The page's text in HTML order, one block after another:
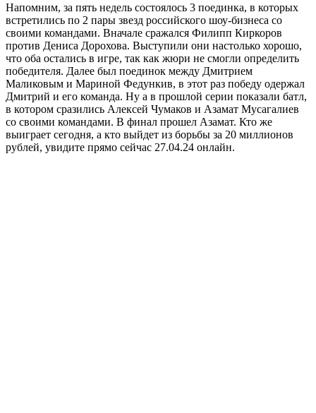
Напомним, за пять недель состоялось 3 поединка, в которых
встретились по 2 пары звезд российского шоу-бизнеса со
своими командами. Вначале сражался Филипп Киркоров
против Дениса Дорохова. Выступили они настолько хорошо,
что оба остались в игре, так как жюри не смогли определить
победителя. Далее был поединок между Дмитрием
Маликовым и Мариной Федункив, в этот раз победу одержал
Дмитрий и его команда. Ну а в прошлой серии показали батл,
в котором сразились Алексей Чумаков и Азамат Мусагалиев
со своими командами. В финал прошел Азамат. Кто же
выиграет сегодня, а кто выйдет из борьбы за 20 миллионов
рублей, увидите прямо сейчас 27.04.24 онлайн.